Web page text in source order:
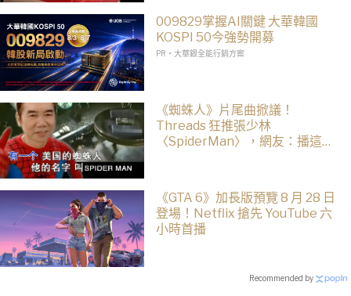
009829掌握AI關鍵 大華韓國
KOSPI 50今強勢開募
PR・大華銀全能行銷方案
《蜘蛛人》片尾曲掀議！
Threads 狂推張少林
〈SpiderMan〉，網友：播這個
《GTA 6》加長版預覽 8 月 28 日
登場！Netflix 搶先 YouTube 六
小時首播
Recommended by